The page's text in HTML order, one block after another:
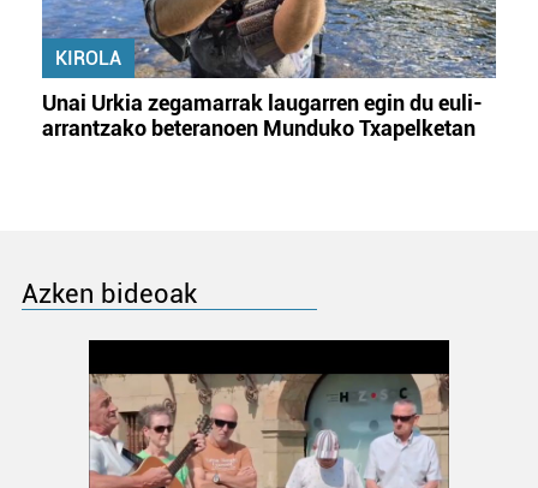
KIROLA
Unai Urkia zegamarrak laugarren egin du euli-
arrantzako beteranoen Munduko Txapelketan
Azken bideoak